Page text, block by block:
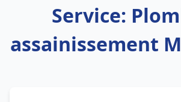
Service:
assainissement